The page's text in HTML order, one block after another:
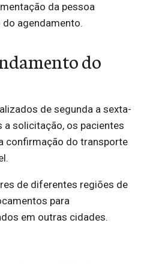
da pessoa
agendamento.
do
de segunda a sexta-
a solicitação, os pacientes
confirmação do transporte
de diferentes regiões de
para
em outras cidades.